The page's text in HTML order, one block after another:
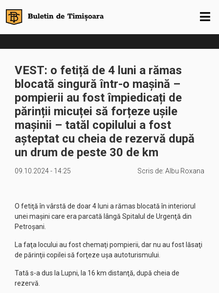
VEST: o fetiță de 4 luni a rămas
blocată singură într-o mașină –
pompierii au fost împiedicați de
părinții micuței să forțeze ușile
mașinii – tatăl copilului a fost
așteptat cu cheia de rezervă după
un drum de peste 30 de km
09.10.2024 - 14:25 Scris de: Albu Roxana
O fetiţă în vârstă de doar 4 luni a rămas blocată în interiorul
unei maşini care era parcată lângă Spitalul de Urgenţă din
Petroșani.
La faţa locului au fost chemaţi pompierii, dar nu au fost lăsaţi
de părinţii copilei să forţeze uşa autoturismului.
Tată s-a dus la Lupni, la 16 km distanţă, după cheia de
rezervă.